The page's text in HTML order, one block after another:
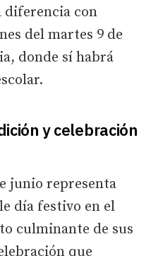
diferencia con
del martes 9 de
donde sí habrá
y celebración
junio representa
día festivo en el
culminante de sus
que